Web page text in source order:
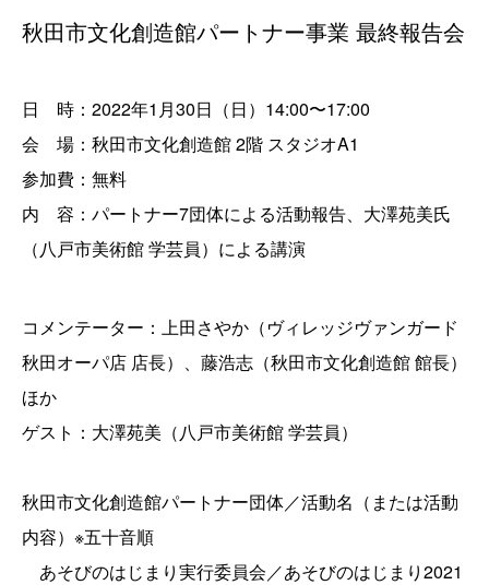
秋田市文化創造館パートナー事業 最終報告会
日 時：2022年1月30日（日）14:00〜17:00
会 場：秋田市文化創造館 2階 スタジオA1
参加費：無料
内 容：パートナー7団体による活動報告、大澤苑美氏
（八戸市美術館 学芸員）による講演
コメンテーター：上田さやか（ヴィレッジヴァンガード
秋田オーパ店 店長）、藤浩志（秋田市文化創造館 館長）
ほか
ゲスト：大澤苑美（八戸市美術館 学芸員）
秋田市文化創造館パートナー団体／活動名（または活動
内容）※五十音順
あそびのはじまり実行委員会／あそびのはじまり2021